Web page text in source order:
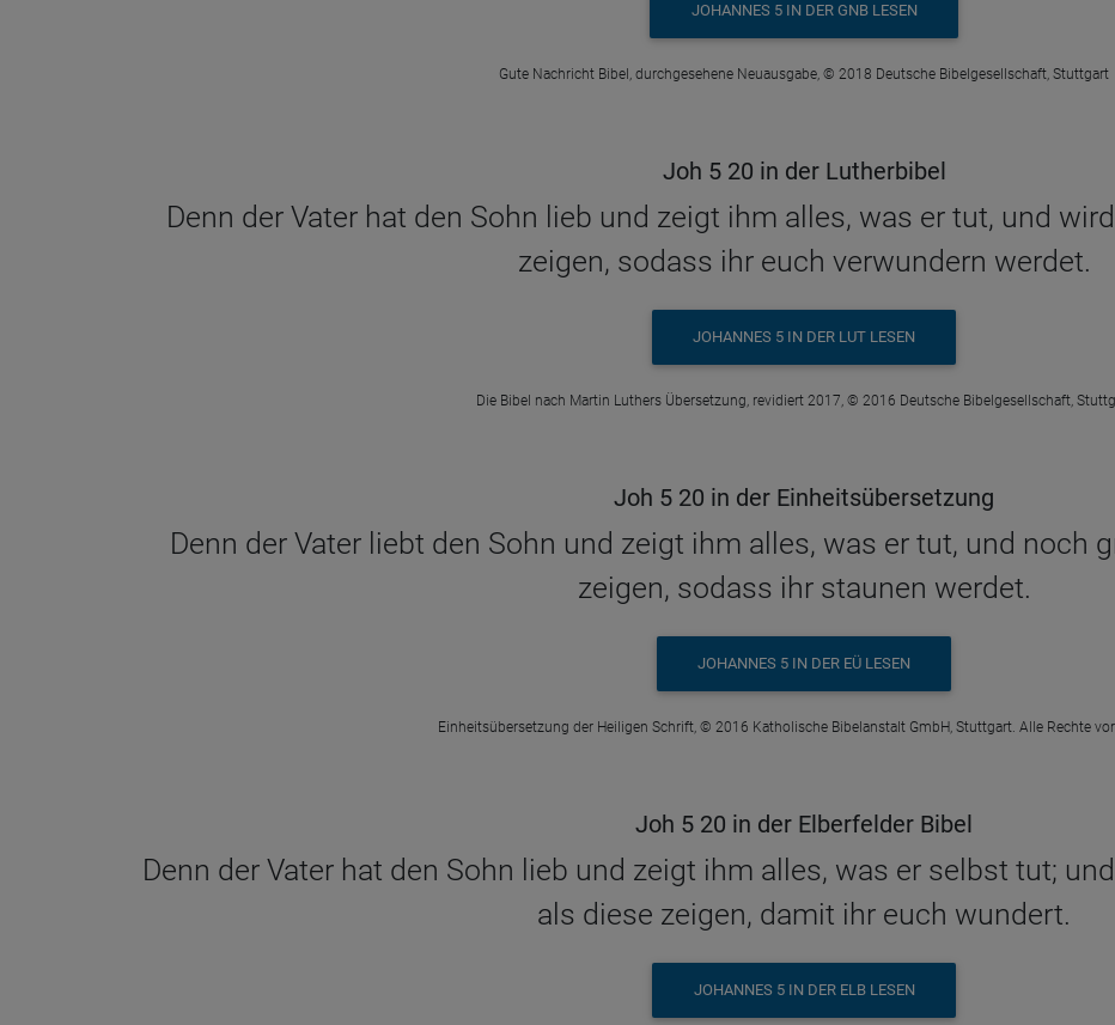
JOHANNES 5 IN DER GNB LESEN
Gute Nachricht Bibel, durchgesehene Neuausgabe, © 2018 Deutsche Bibelgesellschaft, Stuttgart
Joh 5 20 in der Lutherbibel
Denn der Vater hat den Sohn lieb und zeigt ihm alles, was er tut, und
zeigen, sodass ihr euch verwundern werdet.
JOHANNES 5 IN DER LUT LESEN
Die Bibel nach Martin Luthers Übersetzung, revidiert 2017, © 2016 Deutsche Bibelgesellschaft,
Joh 5 20 in der Einheitsübersetzung
Denn der Vater liebt den Sohn und zeigt ihm alles, was er tut, und noch
zeigen, sodass ihr staunen werdet.
JOHANNES 5 IN DER EÜ LESEN
Einheitsübersetzung der Heiligen Schrift, © 2016 Katholische Bibelanstalt GmbH, Stuttgart. Alle Rechte
Joh 5 20 in der Elberfelder Bibel
Denn der Vater hat den Sohn lieb und zeigt ihm alles, was er selbst tut;
als diese zeigen, damit ihr euch wundert.
JOHANNES 5 IN DER ELB LESEN